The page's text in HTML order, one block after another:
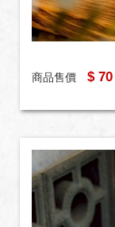
商品售價 $ 70